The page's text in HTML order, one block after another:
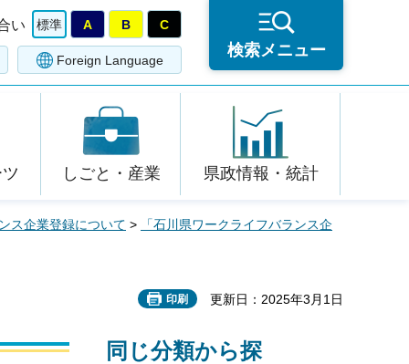
い 標準 A B C
Foreign Language
検索メニュー
しごと・産業 県政情報・統計
ス企業登録について >
「石川県ワークライフバランス企
印刷 更新日：2025年3月1日
同じ分類から探